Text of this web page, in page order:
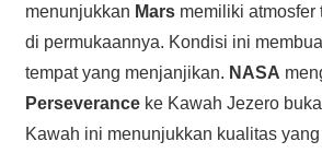
menunjukkan Marsmemiliki atmosfer
di permukaannya. Kondisi ini
tempat yang menjanjikan. NASA
Perseveranceke Kawah Jezero
Kawah ini menunjukkan kualitas